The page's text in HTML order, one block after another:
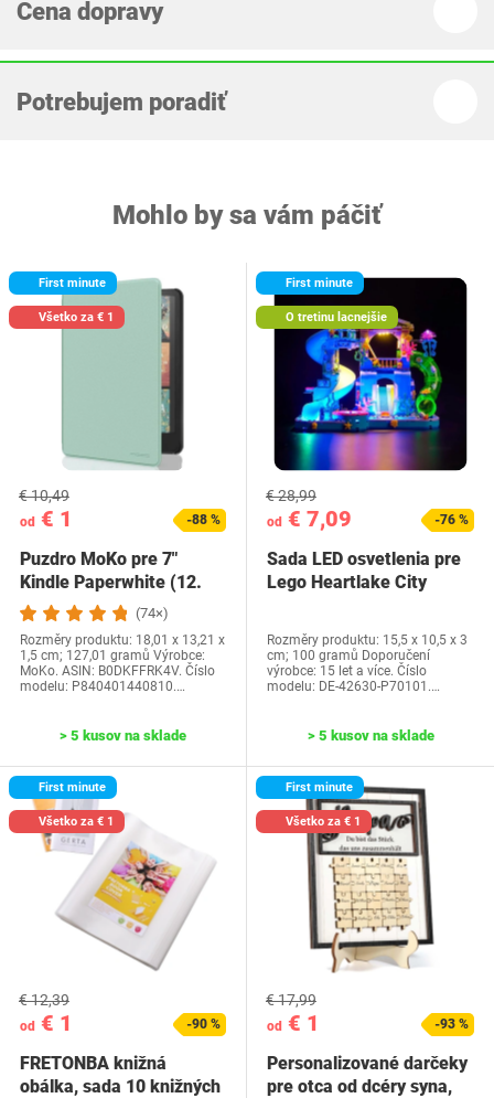
Cena dopravy
Potrebujem poradiť
Mohlo by sa vám páčiť
First minute
Všetko za € 1
od € 1
€ 10,49
-88 %
Puzdro MoKo pre 7"
Kindle Paperwhite (12.
generácia-2024) a…
(74×)
Rozměry produktu: 18,01 x 13,21 x
1,5 cm; 127,01 gramů Výrobce:
MoKo. ASIN: B0DKFFRK4V. Číslo
modelu: P840401440810.…
> 5 kusov na sklade
First minute
O tretinu lacnejšie
od € 7,09
€ 28,99
-76 %
Sada LED osvetlenia pre
Lego Heartlake City
Rozměry produktu: 15,5 x 10,5 x 3
cm; 100 gramů Doporučení
výrobce: 15 let a více. Číslo
modelu: DE-42630-P70101.…
> 5 kusov na sklade
First minute
Všetko za € 1
od € 1
€ 12,39
-90 %
FRETONBA knižná
obálka, sada 10 knižných
First minute
Všetko za € 1
od € 1
€ 17,99
-93 %
Personalizované darčeky
pre otca od dcéry syna,